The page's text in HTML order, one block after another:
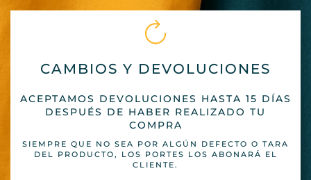
CAMBIOS Y DEVOLUCIONES
ACEPTAMOS DEVOLUCIONES HASTA 15 DÍAS
DESPUÉS DE HABER REALIZADO TU
COMPRA
SIEMPRE QUE NO SEA POR ALGÚN DEFECTO O TARA
DEL PRODUCTO, LOS PORTES LOS ABONARÁ EL
CLIENTE.